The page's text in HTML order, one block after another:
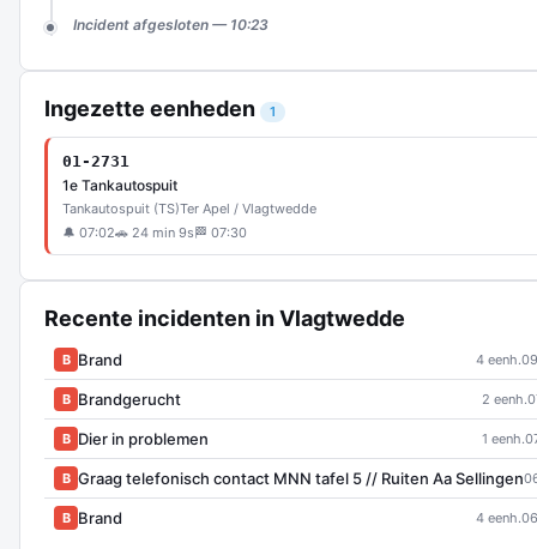
Incident afgesloten — 10:23
Ingezette eenheden 1
01-2731
1e Tankautospuit
Tankautospuit (TS)Ter Apel / Vlagtwedde
🔔 07:02🚗 24 min 9s 🏁 07:30
Recente incidenten in Vlagtwedde
B Brand 4 eenh.
B Brandgerucht 2 eenh.
B Dier in problemen 1 eenh.
B Graag telefonisch contact MNN tafel 5 // Ruiten Aa Sellingen
B Brand 4 eenh.